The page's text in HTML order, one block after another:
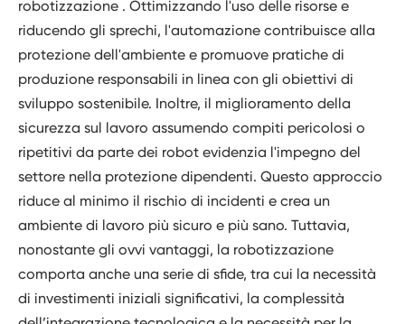
robotizzazione . Ottimizzando l'uso delle risorse e
riducendo gli sprechi, l'automazione contribuisce alla
protezione dell'ambiente e promuove pratiche di
produzione responsabili in linea con gli obiettivi di
sviluppo sostenibile. Inoltre, il miglioramento della
sicurezza sul lavoro assumendo compiti pericolosi o
ripetitivi da parte dei robot evidenzia l'impegno del
settore nella protezione dipendenti. Questo approccio
riduce al minimo il rischio di incidenti e crea un
ambiente di lavoro più sicuro e più sano. Tuttavia,
nonostante gli ovvi vantaggi, la robotizzazione
comporta anche una serie di sfide, tra cui la necessità
di investimenti iniziali significativi, la complessità